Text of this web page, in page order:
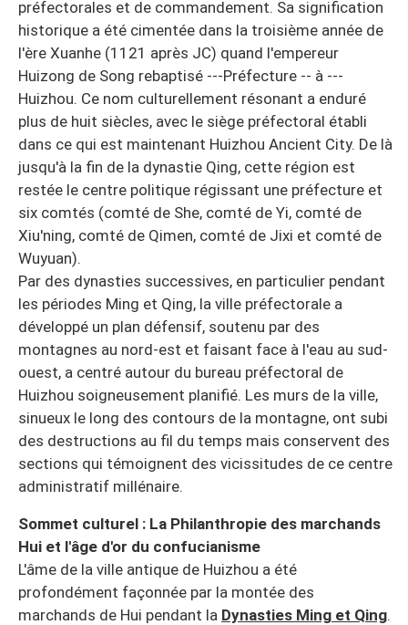
préfectorales et de commandement. Sa signification
historique a été cimentée dans la troisième année de
l'ère Xuanhe (1121 après JC) quand l'empereur
Huizong de Song rebaptisé ---Préfecture -- à ---
Huizhou. Ce nom culturellement résonant a enduré
plus de huit siècles, avec le siège préfectoral établi
dans ce qui est maintenant Huizhou Ancient City. De là
jusqu'à la fin de la dynastie Qing, cette région est
restée le centre politique régissant une préfecture et
six comtés (comté de She, comté de Yi, comté de
Xiu'ning, comté de Qimen, comté de Jixi et comté de
Wuyuan).
Par des dynasties successives, en particulier pendant
les périodes Ming et Qing, la ville préfectorale a
développé un plan défensif, soutenu par des
montagnes au nord-est et faisant face à l'eau au sud-
ouest, a centré autour du bureau préfectoral de
Huizhou soigneusement planifié. Les murs de la ville,
sinueux le long des contours de la montagne, ont subi
des destructions au fil du temps mais conservent des
sections qui témoignent des vicissitudes de ce centre
administratif millénaire.
Sommet culturel : La Philanthropie des marchands
Hui et l'âge d'or du confucianisme
L'âme de la ville antique de Huizhou a été
profondément façonnée par la montée des
marchands de Hui pendant la Dynasties Ming et Qing.